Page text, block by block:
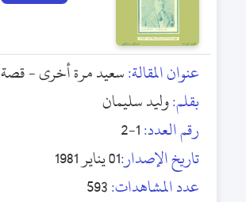
عنوان المقالة:سعيد مرة أخرى - قصة
بقلم:وليد سليمان
رقم العدد:1-2
تاريخ الإصدار:01 يناير 1981
عدد المشاهدات:593